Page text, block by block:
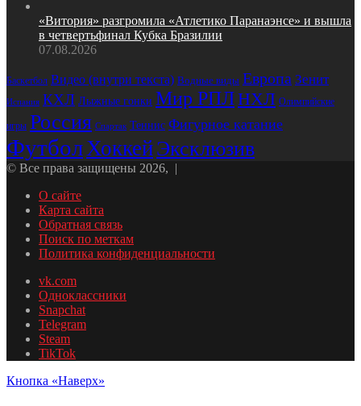
«Витория» разгромила «Атлетико Паранаэнсе» и вышла
в четвертьфинал Кубка Бразилии
07.08.2026
Баскетбол Видео (внутри текста) Водные виды Европа Зенит
Испания КХЛ Лыжные гонки Мир РПЛНХЛ Олимпийские
игры Россия Спартак Теннис Фигурное катание
ФутболХоккейЭксклюзив
© Все права защищены 2026, |
О сайте
Карта сайта
Обратная связь
Поиск по меткам
Политика конфиденциальности
vk.com
Одноклассники
Snapchat
Telegram
Steam
TikTok
Кнопка «Наверх»